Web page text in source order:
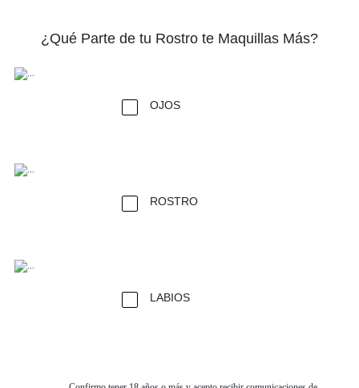
¿Qué Parte de tu Rostro te Maquillas Más?
OJOS
ROSTRO
LABIOS